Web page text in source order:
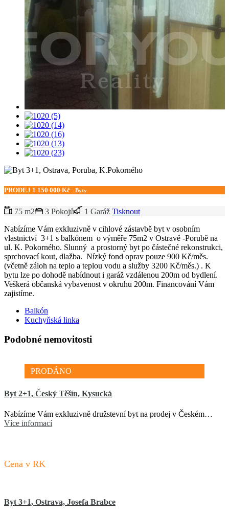
PRODEJ 1 150 000 Kč - Byty
75 m2 3 Pokojů 1 Garáž Tisknout
Nabízíme Vám exkluzivně v cihlové zástavbě byt v osobním
vlastnictví 3+1 s balkónem o výměře 75m2 v Ostravě -Porubě na
ul. K. Pokorného. Slunný a prostorný byt po částečné rekonstrukci,
sprchovací kout, dlažba. Nízký fond oprav pouze 900 Kč/měs.
(včetně záloh na teplo a teplou vodu a služby 3200 Kč/měs.) . K
bytu lze po dohodě nabídnout i garáž vzdálenou 200m od bydlení.
Veškerá občanská vybavenost v okruhu 200m. Financování Vám
zajistíme.
Balkón
Kuchyňská linka
Podobné nemovitosti
PRODÁNO
Byt 2+1, Český Těšín, Kysucká
Nabízíme Vám exkluzivně družstevní byt na prodej v Českém…
Více informací
Cena v RK
Byt 3+1, Ostrava, Josefa Brabce